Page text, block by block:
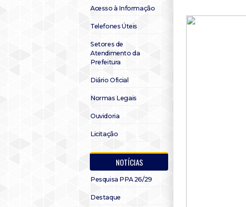
Acesso à Informação
Telefones Úteis
Setores de
Atendimento da
Prefeitura
Diário Oficial
Normas Legais
Ouvidoria
Licitação
NOTÍCIAS
Pesquisa PPA 26/29
Destaque